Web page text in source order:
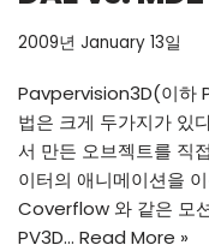
2009년 January 13일
Pavpervision3D(이하
법은 크게 두가지가 있
서 만든 오브젝트를 직
이터의 애니메이션을
Coverflow 와 같은 모
PV3D… Read More »